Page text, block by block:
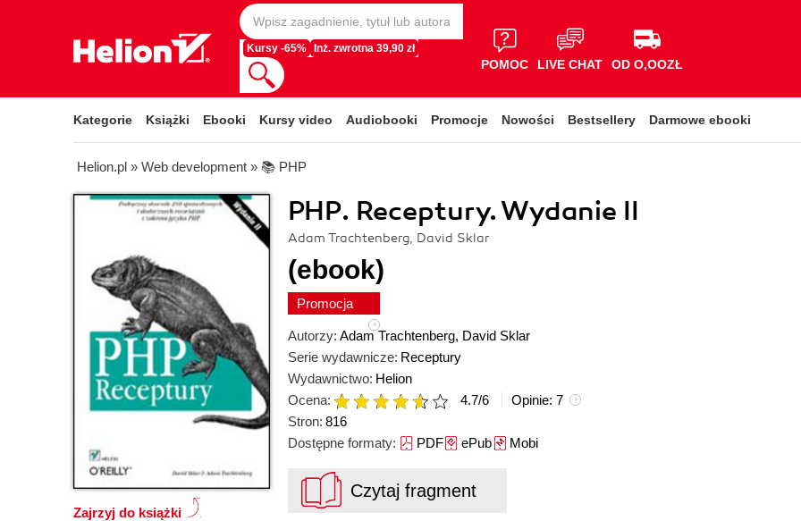
Kursy -65% Inż. zwrotna 39,90 zł
POMOC LIVE CHAT OD O,OOZŁ
Kategorie Książki Ebooki Kursy video Audiobooki Promocje Nowości Bestsellery Darmowe ebooki
Helion.pl » Web development » 📚 PHP
PHP. Receptury. Wydanie II
Adam Trachtenberg, David Sklar
(ebook)
Promocja
Zajrzyj do książki
Autorzy: Adam Trachtenberg, David Sklar
Serie wydawnicze: Receptury
Wydawnictwo: Helion
Ocena:
4.7/6 Opinie: 7
Stron: 816
Dostępne formaty: PDFePubMobi
Czytaj fragment